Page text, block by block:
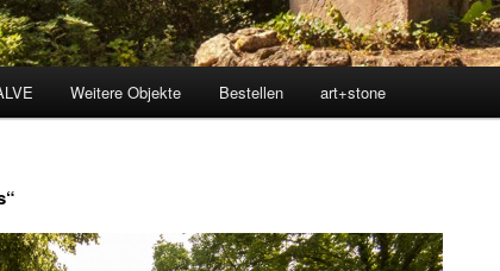
Weitere Objekte Bestellen art+stone